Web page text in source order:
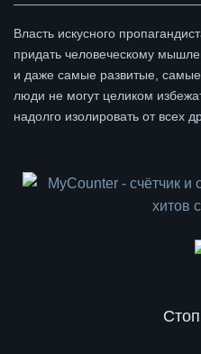
Власть искусного
придать человеческому
и даже самые развитые,
люди не могут целиком
надолго изолировать от всех